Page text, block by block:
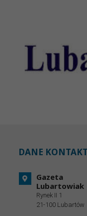
DANE
Gazeta
Lubartowiak
Rynek II 1
21-100 Lubartów